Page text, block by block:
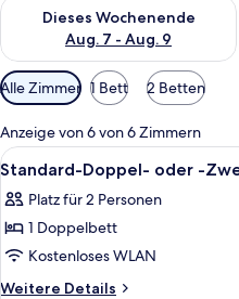
Dieses Wochenende
Aug. 7 - Aug. 9
Überprüfe die Verfügbarkeit
Verfügbare
Filter
für
Zimmer
Alle Zimmer 1 Bett 2 Betten
Anzeige von 6 von 6 Zimmern
Alle
Fotos
für
Standard-
Doppel-
oder
9
Standard-Doppel- oder -
Platz für 2 Personen
1 Doppelbett
Kostenloses WLAN
Weitere Details
Weitere